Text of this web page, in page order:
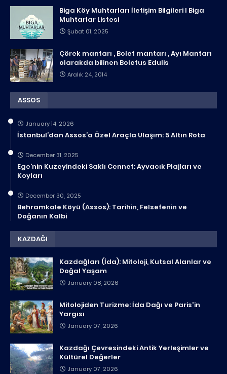
Biga Köy Muhtarları İletişim Bilgileri I Biga
Muhtarlar Listesi
Şubat 01, 2025
Çörek mantarı , Bolet mantarı , Ayı Mantarı
olarakda bilinen Boletus Edulis
Aralık 24, 2014
ASSOS
January 14, 2026
İstanbul’dan Assos’a Özel Araçla Ulaşım: 5 Altın Rota
December 31, 2025
Ege’nin Kuzeyindeki Saklı Cennet: Ayvacık Plajları ve
Koyları
December 30, 2025
Behramkale Köyü (Assos): Tarihin, Felsefenin ve
Doğanın Kalbi
KAZDAĞI
Kazdağları (İda): Mitoloji, Kutsal Alanlar ve
Doğal Yaşam
January 08, 2026
Mitolojiden Turizme: İda Dağı ve Paris'in
Yargısı
January 07, 2026
Kazdağı Çevresindeki Antik Yerleşimler ve
Kültürel Değerler
January 07, 2026